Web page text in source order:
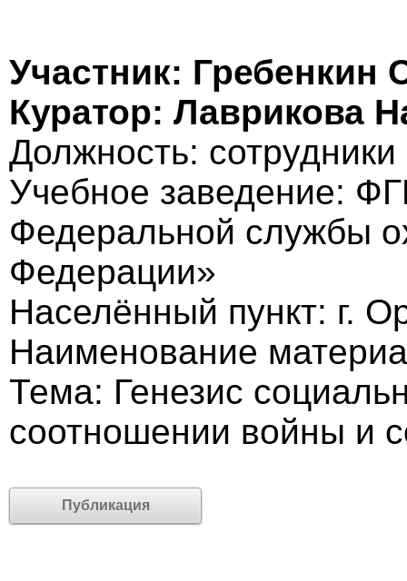
Участник: Гребенкин
Куратор: Лаврикова
Должность: cотрудники
Учебное заведение:
Федеральной службы
Федерации»
Населённый пункт: г.
Наименование
Тема: Генезис
соотношении войны и
Публикация